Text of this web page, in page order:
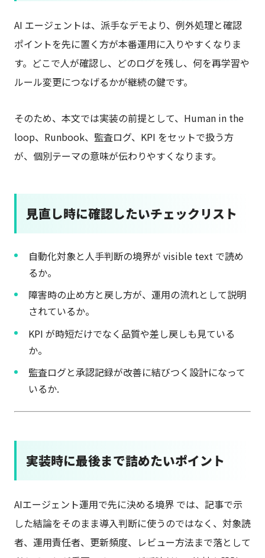
AI エージェントは、派手なデモより、例外処理と確認
ポイントを先に置く方が本番運用に入りやすくなりま
す。どこで人が確認し、どのログを残し、何を再学習や
ルール変更につなげるかが継続の鍵です。
そのため、本文では実装の前提として、Human in the
loop、Runbook、監査ログ、KPI をセットで扱う方
が、個別テーマの意味が伝わりやすくなります。
見直し時に確認したいチェックリスト
自動化対象と人手判断の境界が visible text で読め
るか。
障害時の止め方と戻し方が、運用の流れとして説明
されているか。
KPI が時短だけでなく品質や差し戻しも見ている
か。
監査ログと承認記録が改善に結びつく設計になって
いるか.
実装時に最後まで詰めたいポイント
AIエージェント運用で先に決める境界 では、記事で示
した結論をそのまま導入判断に使うのではなく、対象読
者、運用責任者、更新頻度、レビュー方法まで落として